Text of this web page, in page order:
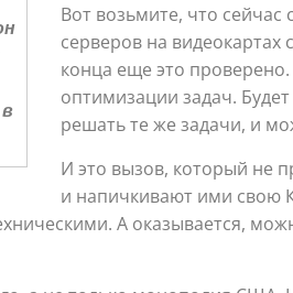
Вот возьмите, что
серверов на
конца еще это
оптимизации задач.
решать те же задачи, и
И это вызов, который не
и напичкивают ими свою
А оказывается,